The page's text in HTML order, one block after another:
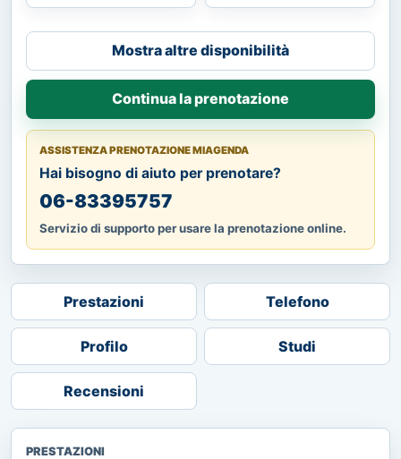
Mostra altre disponibilità
Continua la prenotazione
ASSISTENZA PRENOTAZIONE MIAGENDA
Hai bisogno di aiuto per prenotare?
06-83395757
Servizio di supporto per usare la prenotazione online.
Prestazioni Telefono
Profilo Studi
Recensioni
PRESTAZIONI